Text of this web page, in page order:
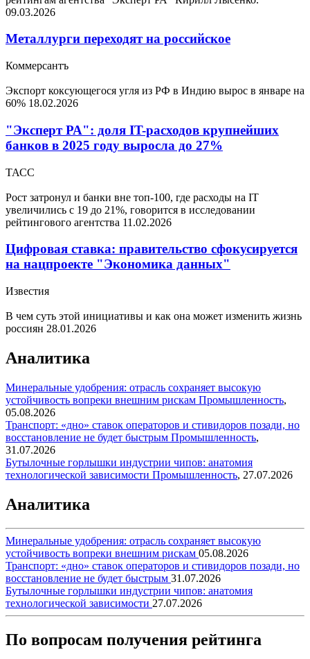
09.03.2026
Металлурги переходят на российское
Коммерсантъ
Экспорт коксующегося угля из РФ в Индию вырос в январе на
60% 18.02.2026
"Эксперт РА": доля IT-расходов крупнейших
банков в 2025 году выросла до 27%
ТАСС
Рост затронул и банки вне топ-100, где расходы на IT
увеличились с 19 до 21%, говорится в исследовании
рейтингового агентства 11.02.2026
Цифровая ставка: правительство сфокусируется
на нацпроекте "Экономика данных"
Известия
В чем суть этой инициативы и как она может изменить жизнь
россиян 28.01.2026
Аналитика
Минеральные удобрения: отрасль сохраняет высокую
устойчивость вопреки внешним рискам Промышленность,
05.08.2026
Транспорт: «дно» ставок операторов и стивидоров позади, но
восстановление не будет быстрым Промышленность,
31.07.2026
Бутылочные горлышки индустрии чипов: анатомия
технологической зависимости Промышленность, 27.07.2026
Аналитика
Минеральные удобрения: отрасль сохраняет высокую
устойчивость вопреки внешним рискам 05.08.2026
Транспорт: «дно» ставок операторов и стивидоров позади, но
восстановление не будет быстрым 31.07.2026
Бутылочные горлышки индустрии чипов: анатомия
технологической зависимости 27.07.2026
По вопросам получения рейтинга